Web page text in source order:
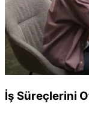
İş Süreçlerini